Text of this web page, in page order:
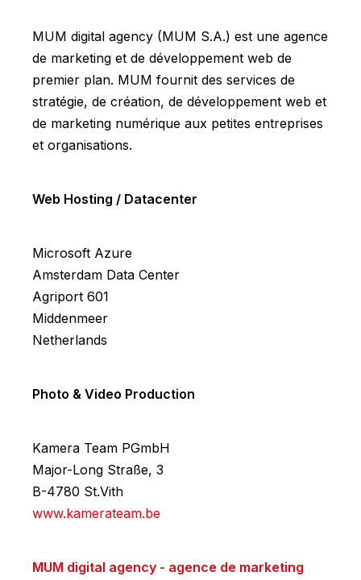
MUM digital agency (MUM S.A.) est une agence
de marketing et de développement web de
premier plan. MUM fournit des services de
stratégie, de création, de développement web et
de marketing numérique aux petites entreprises
et organisations.
Web Hosting / Datacenter
Microsoft Azure
Amsterdam Data Center
Agriport 601
Middenmeer
Netherlands
Photo & Video Production
Kamera Team PGmbH
Major-Long Straße, 3
B-4780 St.Vith
www.kamerateam.be
MUM digital agency - agence de marketing